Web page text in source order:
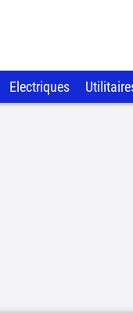
Electriques